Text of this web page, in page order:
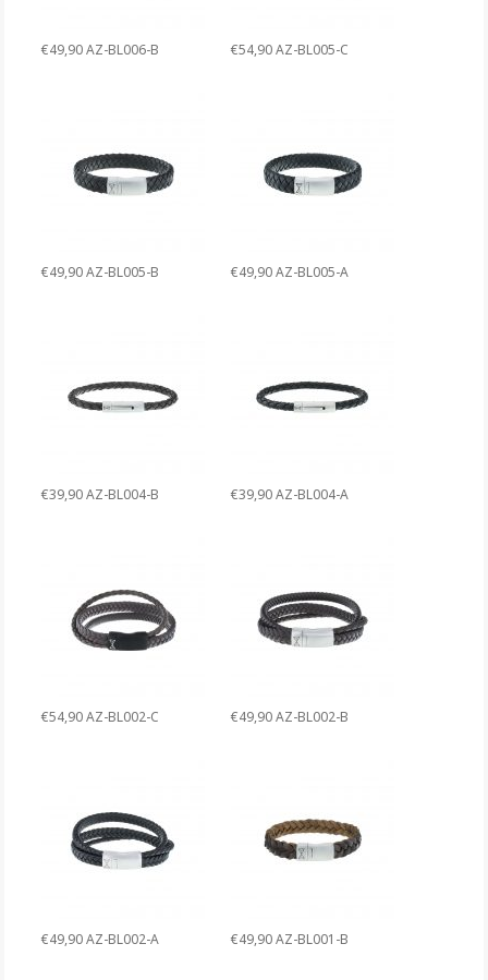
€49,90 AZ-BL006-B €54,90 AZ-BL005-C
€49,90 AZ-BL005-B €49,90 AZ-BL005-A
€39,90 AZ-BL004-B €39,90 AZ-BL004-A
€54,90 AZ-BL002-C €49,90 AZ-BL002-B
€49,90 AZ-BL002-A €49,90 AZ-BL001-B